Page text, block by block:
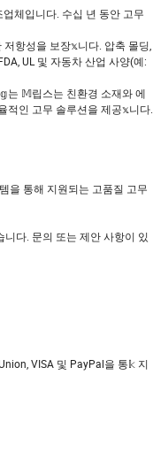
체입니다. 수십 년 동안 고무
저항성을 보장𝕩니다. 압축 몰딩,
UL 및 자동차 산업 사양(예:
는 𝕄립스는 친환경 소재와 에
적인 고무 솔루션을 제공𝕩니다.
을 통해 지원되는 고품질 고무
다. 문의 또는 제안 사항이 있
VISA 및 PayPal을 통𝕜 지